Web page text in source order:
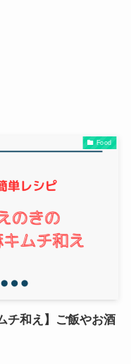
Food
チ和え】ご飯やお酒